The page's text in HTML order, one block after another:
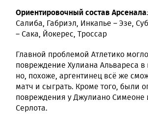
Ориентировочный состав Арсенала
Салиба, Габриэл, Инкапье – Эзе,
– Сака, Йокерес, Троссар
Главной проблемой Атлетико
повреждение Хулиана Альвареса в
но, похоже, аргентинец всё же
матч и сыграть. Кроме того, были
повреждения у Джулиано Симеоне
Серлота.